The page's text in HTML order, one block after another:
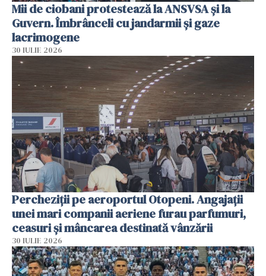
Mii de ciobani protestează la ANSVSA și la
Guvern. Îmbrânceli cu jandarmii și gaze
lacrimogene
30 IULIE 2026
Percheziții pe aeroportul Otopeni. Angajații
unei mari companii aeriene furau parfumuri,
ceasuri și mâncarea destinată vânzării
30 IULIE 2026